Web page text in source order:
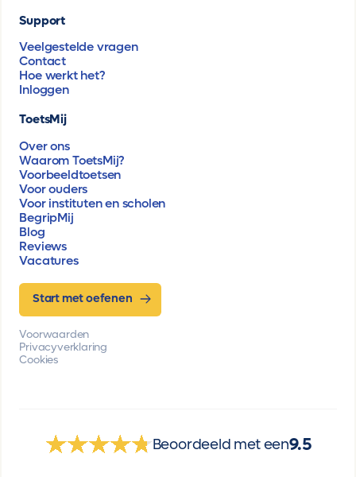
Support
Veelgestelde vragen
Contact
Hoe werkt het?
Inloggen
ToetsMij
Over ons
Waarom ToetsMij?
Voorbeeldtoetsen
Voor ouders
Voor instituten en scholen
BegripMij
Blog
Reviews
Vacatures
Start met oefenen
Voorwaarden
Privacyverklaring
Cookies
Beoordeeld met een9.5